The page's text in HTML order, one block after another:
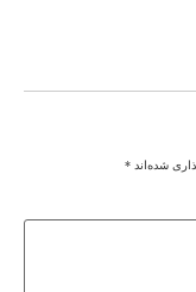
شده‌اند *